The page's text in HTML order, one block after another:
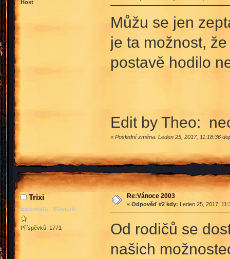
Host
Můžu se jen
je ta možnost,
postavě hodilo
Edit by Theo:
« Poslední změna: Leden 25, 2017, 11:18:36
Trixi
Externista - Stavitele
Příspěvků: 1771
Re:Vánoce 2003
« Odpověď #2 kdy: Leden 25, 2017,
Od rodičů se
našich